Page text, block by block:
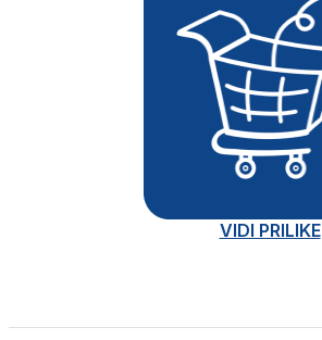
VIDI PRILIKE